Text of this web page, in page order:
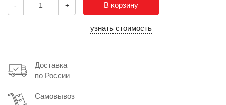
- + В корзину
узнать стоимость
Доставка
по России
Самовывоз